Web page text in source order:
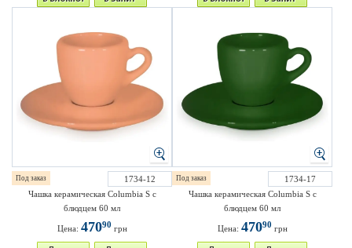
Под заказ
1734-12
Чашка керамическая Columbia S с
блюдцем 60 мл
Цена: 47090 грн
Под заказ
1734-17
Чашка керамическая Columbia S с
блюдцем 60 мл
Цена: 47090 грн